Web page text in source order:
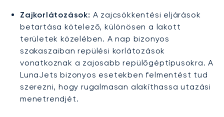
Zajkorlátozások: A zajcsökkentési eljárások
betartása kötelező, különösen a lakott
területek közelében. A nap bizonyos
szakaszaiban repülési korlátozások
vonatkoznak a zajosabb repülőgéptípusokra. A
LunaJets bizonyos esetekben felmentést tud
szerezni, hogy rugalmasan alakíthassa utazási
menetrendjét.